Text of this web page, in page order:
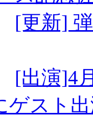
[更新]
[出演]4
ゲスト